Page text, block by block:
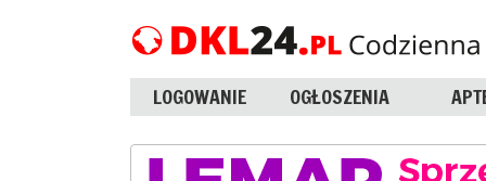
LOGOWANIE OGŁOSZENIA